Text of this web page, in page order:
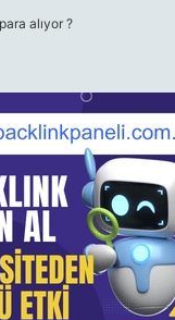
alıyor ?